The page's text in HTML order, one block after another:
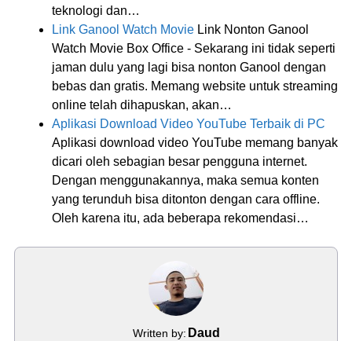
teknologi dan…
Link Ganool Watch Movie Link Nonton Ganool
Watch Movie Box Office - Sekarang ini tidak seperti
jaman dulu yang lagi bisa nonton Ganool dengan
bebas dan gratis. Memang website untuk streaming
online telah dihapuskan, akan…
Aplikasi Download Video YouTube Terbaik di PC
Aplikasi download video YouTube memang banyak
dicari oleh sebagian besar pengguna internet.
Dengan menggunakannya, maka semua konten
yang terunduh bisa ditonton dengan cara offline.
Oleh karena itu, ada beberapa rekomendasi…
Written by: Daud